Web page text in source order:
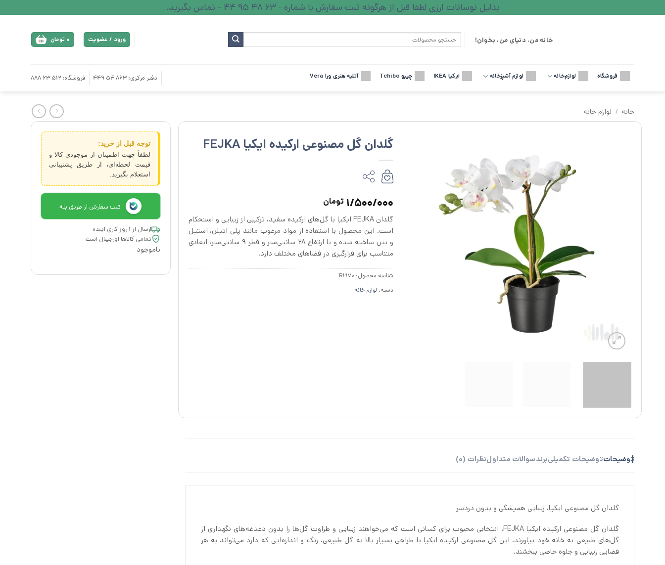
to
بدلیل نوسانات ارزی لطفا قبل از هرگونه ثبت سفارش با شماره - 63 48 95 44 - تماس بگیرید.
خانه من، دنیای من، بخوان!
برای:
ورود / عضویت 0 تومان
فروشگاه لوازم‌خانه لوازم آشپزخانه ایکیا IKEA چیبو Tchibo آتلیه هنری ورا Vera دفتر مرکزی: 863 54 449 فروشگاه: 512 63 888
خانه / لوازم خانه
گلدان گل مصنوعی ارکیده ایکیا FEJKA
1/500/000 تومان
گلدان FEJKA ایکیا با گل‌های ارکیده سفید، ترکیبی از زیبایی و استحکام
است. این محصول با استفاده از مواد مرغوب مانند پلی اتیلن، استیل
و بتن ساخته شده و با ارتفاع ۲۸ سانتی‌متر و قطر ۹ سانتی‌متر، ابعادی
متناسب برای قرارگیری در فضاهای مختلف دارد.
شناسه محصول: R2170
دسته: لوازم خانه
توضیحاتتوضیحات تکمیلیبرندسوالات متداولنظرات (0)
گلدان گل مصنوعی ایکیا، زیبایی همیشگی و بدون دردسر
گلدان گل مصنوعی ارکیده ایکیا FEJKA، انتخابی محبوب برای کسانی است که می‌خواهند زیبایی و طراوت گل‌ها را بدون دغدغه‌های نگهداری از
گل‌های طبیعی به خانه خود بیاورند. این گل مصنوعی ارکیده ایکیا با طراحی بسیار بالا به گل طبیعی، رنگ و اندازه‌ایی که دارد می‌تواند به هر
فضایی زیبایی و جلوه خاصی ببخشند.
توجه قبل از خرید:
لطفاً جهت اطمینان از موجودی کالا و
قیمت لحظه‌ای، از طریق پشتیبانی
استعلام بگیرید.
ثبت سفارش از طریق بله
ارسال از ۱ روز کاری آینده
تمامی کالاها اورجینال است
ناموجود